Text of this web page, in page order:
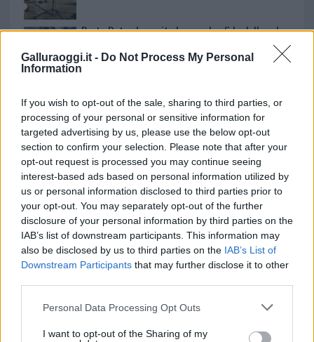
Galluraoggi.it - Do Not Process My Personal
Information
If you wish to opt-out of the sale, sharing to third parties, or
processing of your personal or sensitive information for
targeted advertising by us, please use the below opt-out
section to confirm your selection. Please note that after your
opt-out request is processed you may continue seeing
interest-based ads based on personal information utilized by
us or personal information disclosed to third parties prior to
your opt-out. You may separately opt-out of the further
disclosure of your personal information by third parties on the
IAB’s list of downstream participants. This information may
also be disclosed by us to third parties on the IAB’s List of
Downstream Participants that may further disclose it to other
Please note that this website/app uses one or more Google
not limited to your visit or usage behaviour. You may click to
Personal Data Processing Opt Outs
I want to opt-out of the Sharing of my
Porto Rotondo ospita la grande sfida della vela
nell’estate 2026
caviale e sabbia rubata
Migliori cliniche di estetica medicale avanzata
in Europa: classifica dei 5 centri di riferimento
pe…
Incendi, a San Pasquale arriva il Campo Base:
l’inaugurazione
Andrea Mura conquista Palau: grande
partecipazione per il suo racconto
Calangianus, allarme sul centro accoglienza